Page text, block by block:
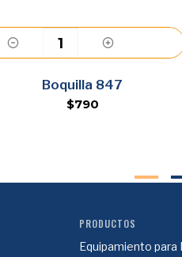
Agregar
Boquilla 847
$790
PRODUCTOS
Equipamiento